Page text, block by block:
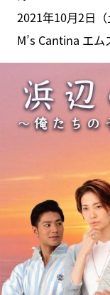
2021年10月2日
M’s Cantina エ